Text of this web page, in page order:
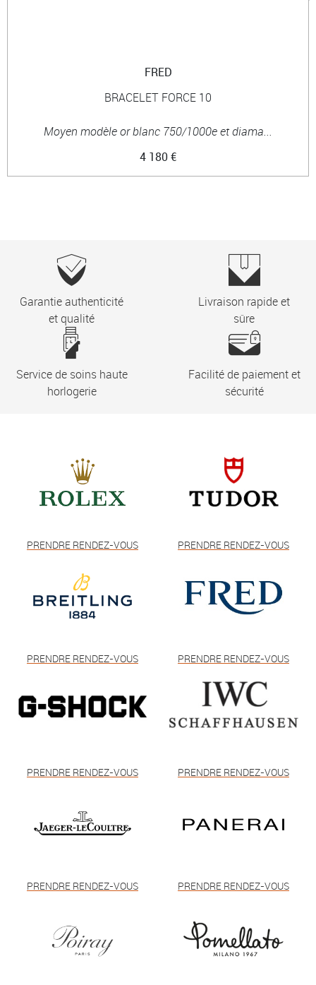
FRED
BRACELET FORCE 10
Moyen modèle or blanc 750/1000e et diama...
4 180 €
Garantie authenticité
et qualité
Livraison rapide et
sûre
Service de soins haute
horlogerie
Facilité de paiement et
sécurité
PRENDRE RENDEZ-VOUS PRENDRE RENDEZ-VOUS
PRENDRE RENDEZ-VOUS PRENDRE RENDEZ-VOUS
PRENDRE RENDEZ-VOUS PRENDRE RENDEZ-VOUS
PRENDRE RENDEZ-VOUS PRENDRE RENDEZ-VOUS